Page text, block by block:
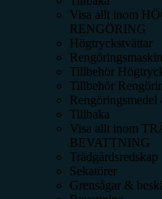
Visa allt inom
RENGÖRING
Högtryckstvättar
Tillbehör
Tillbehör
Tillbaka
Visa allt inom
BEVATTNING
Trädgårdsredskap
Sekatörer
Grensågar &